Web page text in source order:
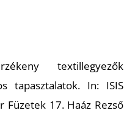
textillegyezők
tapasztalatok. In: ISIS
Füzetek 17. Haáz Rezső